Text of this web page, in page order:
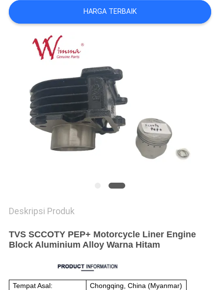
KEBIJAKAN
PRIBADI
HARGA TERBAIK
Deskripsi Produk
TVS SCCOTY PEP+ Motorcycle Liner Engine
Block Aluminium Alloy Warna Hitam
Tempat Asal:
Chongqing, China (Myanmar)